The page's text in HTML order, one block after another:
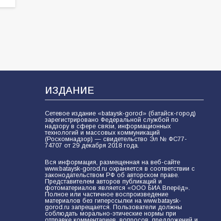
ИЗДАНИЕ
Сетевое издание «bataysk-gorod» (батайск-город)
зарегистрировано Федеральной службой по
надзору в сфере связи, информационных
технологий и массовых коммуникаций
(Роскомнадзор) — свидетельство Эл № ФС77-
74707 от 29 декабря 2018 года.
Вся информация, размещенная на веб-сайте
www.bataysk-gorod.ru охраняется в соответствии с
законодательством РФ об авторском праве.
Представителем авторов публикаций и
фотоматериалов является «ООО БИА Вперёд».
Полное или частичное воспроизведение
материалов без гиперссылки на www.bataysk-
gorod.ru запрещается. Пользователи должны
соблюдать морально-этические нормы при